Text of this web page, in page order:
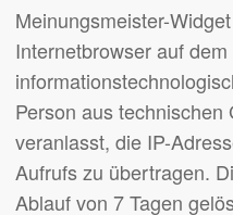
Meinungsmeister-
Internetbrowser auf dem
Person aus
veranlasst, die IP-
Aufrufs zu übertragen.
Ablauf von 7 Tagen